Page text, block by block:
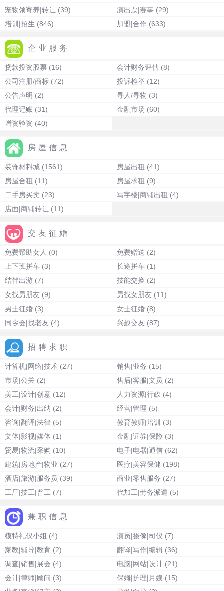
宠物领寄养|转让 (39) 演出票|赛事 (29)
培训|招生 (846) 加盟|合作 (633)
企业服务
贷款投资股票 (16) 会计财务评估 (8)
公司注册/商标 (72) 投诉检举 (12)
公告声明 (2) 寻人/寻物 (3)
代理记账 (31) 金融市场 (60)
增资验资 (40)
房屋信息
装饰材料城 (1561) 房屋出租 (41)
房屋合租 (11) 房屋求租 (9)
二手房买卖 (23) 写字楼|商铺出租 (4)
店面|商铺转让 (11)
交友征婚
免费帮助女人 (0) 免费赠送 (2)
上下班拼车 (3) 长途拼车 (1)
结伴出游 (7) 技能交换 (2)
女找男朋友 (9) 男找女朋友 (11)
男士征婚 (3) 女士征婚 (8)
同乡会|找老友 (4) 兴趣交友 (87)
招聘求职
计算机|网络|技术 (27) 销售|业务 (15)
市场|公关 (2) 售后|客服|文员 (2)
美工|设计|创意 (12) 人力资源|行政 (4)
会计|财务|出纳 (2) 经营|管理 (5)
咨询|翻译|法律 (5) 教育教师|培训 (3)
文体|影视|媒体 (1) 金融|证券|保险 (3)
贸易|物流|采购 (10) 电子|电器|通信 (62)
建筑|房地产|物业 (27) 医疗|美容保健 (198)
酒店|旅游|服务员 (39) 商业|零售服务 (27)
工厂|技工|普工 (7) 代加工|劳务派遣 (5)
兼职信息
模特礼仪小姐 (4) 演员|摄像|司仪 (7)
家教|辅导|教育 (2) 翻译|写作|编辑 (36)
调查|销售|展会 (4) 电脑|网站|设计 (21)
会计|律师|顾问 (3) 保姆|护理|月嫂 (15)